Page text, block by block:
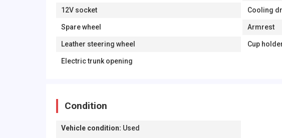
12V socket Cooling
Spare wheel Armrest
Leather steering wheel Cup
Electric trunk opening
Condition
Vehicle condition: Used